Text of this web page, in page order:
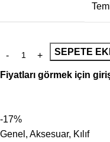
SEPETE
Fiyatları görmek için
-17%
Genel , Aksesuar, Kılıf